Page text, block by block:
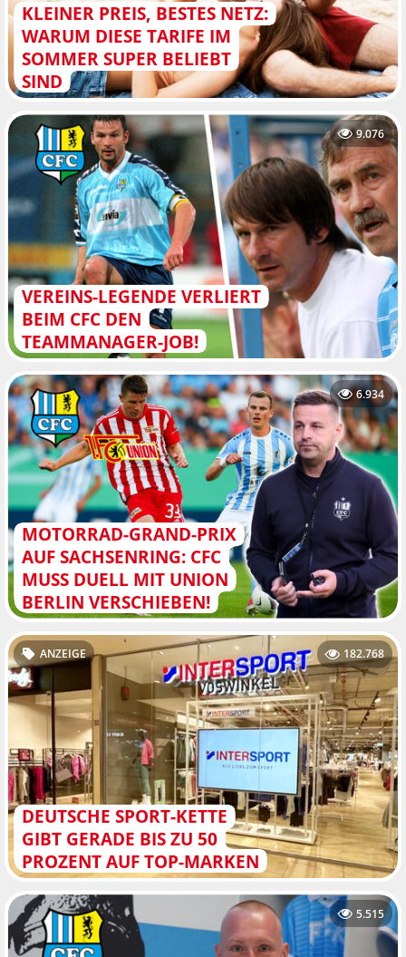
KLEINER PREIS, BESTES NETZ:
WARUM DIESE TARIFE IM
SOMMER SUPER BELIEBT
SIND
VEREINS-LEGENDE VERLIERT
BEIM CFC DEN
TEAMMANAGER-JOB!
9.076
MOTORRAD-GRAND-PRIX
AUF SACHSENRING: CFC
MUSS DUELL MIT UNION
BERLIN VERSCHIEBEN!
6.934
DEUTSCHE SPORT-KETTE
GIBT GERADE BIS ZU 50
PROZENT AUF TOP-MARKEN
ANZEIGE 182.768
5.515